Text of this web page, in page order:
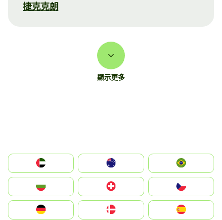
捷克克朗
顯示更多
الإمارات العربية المتحدة
Switzerland
Deutschland